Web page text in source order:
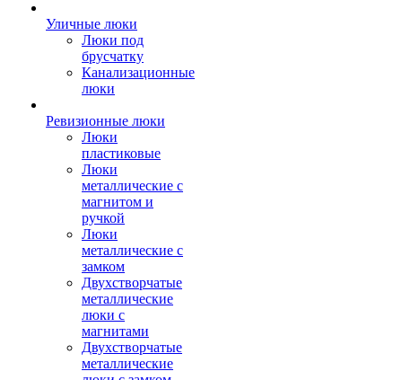
Уличные люки
Люки под
брусчатку
Канализационные
люки
Ревизионные люки
Люки
пластиковые
Люки
металлические с
магнитом и
ручкой
Люки
металлические с
замком
Двухстворчатые
металлические
люки с
магнитами
Двухстворчатые
металлические